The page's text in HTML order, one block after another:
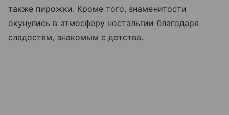
также пирожки. Кроме того, знаменитости
окунулись в атмосферу ностальгии благодаря
сладостям, знакомым с детства.